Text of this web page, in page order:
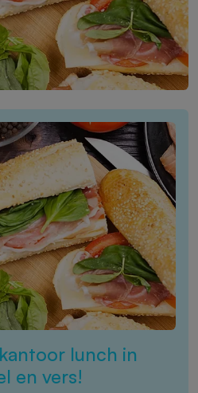
lunch in
en vers!